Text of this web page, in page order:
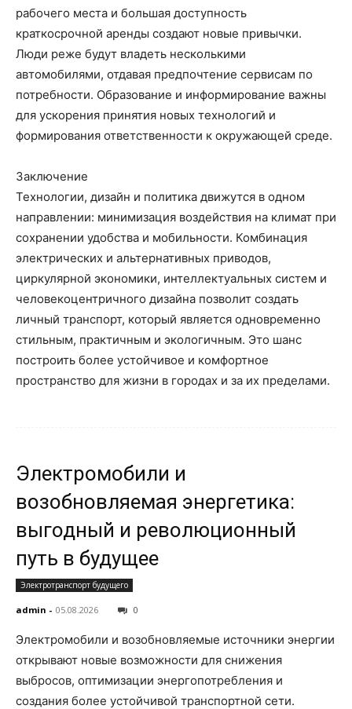
рабочего места и большая доступность
краткосрочной аренды создают новые привычки.
Люди реже будут владеть несколькими
автомобилями, отдавая предпочтение сервисам по
потребности. Образование и информирование важны
для ускорения принятия новых технологий и
формирования ответственности к окружающей среде.
Заключение
Технологии, дизайн и политика движутся в одном
направлении: минимизация воздействия на климат при
сохранении удобства и мобильности. Комбинация
электрических и альтернативных приводов,
циркулярной экономики, интеллектуальных систем и
человекоцентричного дизайна позволит создать
личный транспорт, который является одновременно
стильным, практичным и экологичным. Это шанс
построить более устойчивое и комфортное
пространство для жизни в городах и за их пределами.
Электромобили и
возобновляемая энергетика:
выгодный и революционный
путь в будущее
Электротранспорт будущего
admin - 05.08.2026 0
Электромобили и возобновляемые источники энергии
открывают новые возможности для снижения
выбросов, оптимизации энергопотребления и
создания более устойчивой транспортной сети.